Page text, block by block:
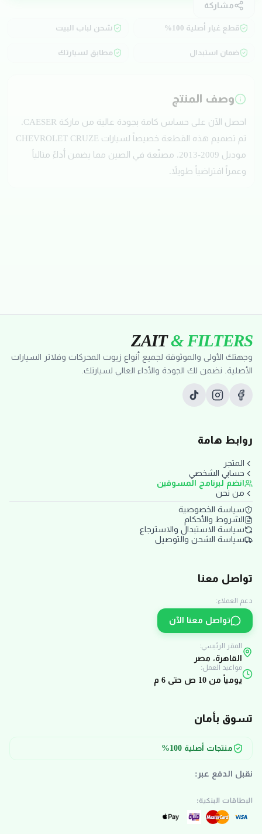
مشاركة
قطع غيار أصلية 100% شحن لباب البيت
ضمان استبدال مطابق لسيارتك
وصف المنتج
احصل الآن على حساس كامة بجودة عالية من ماركة CAESER.
تم تصميم هذه القطعة خصيصاً لسيارات CHEVROLET CRUZE
موديل 2009-2013. مصنّعة في الصين مما يضمن أداءً مثالياً
وعمراً افتراضياً طويلاً.
ZAIT& FILTERS
وجهتك الأولى والموثوقة لجميع أنواع زيوت المحركات وفلاتر السيارات
الأصلية. نضمن لك الجودة والأداء العالي لسيارتك.
روابط هامة
المتجر
حسابي الشخصي
انضم لبرنامج المسوقين
من نحن
سياسة الخصوصية
الشروط والأحكام
سياسة الاستبدال والاسترجاع
سياسة الشحن والتوصيل
تواصل معنا
دعم العملاء:
تواصل معنا الآن
المقر الرئيسي:
القاهرة، مصر
مواعيد العمل:
يومياً من 10 ص حتى 6 م
تسوق بأمان
منتجات أصلية 100%
نقبل الدفع عبر:
البطاقات البنكية: